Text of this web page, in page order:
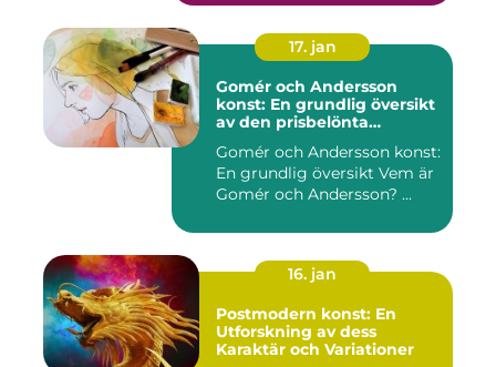
17. jan
Gomér och Andersson
konst: En grundlig översikt
av den prisbelönta
Gomér och Andersson konst:
En grundlig översikt Vem är
Gomér och Andersson? ...
16. jan
Postmodern konst: En
Utforskning av dess
Karaktär och Variationer